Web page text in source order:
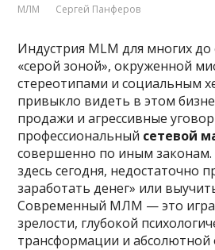
МЛМ Сергей Панферов
Индустрия MLM для многих до
«серой зоной», окруженной
стереотипами и социальным
привыкло видеть в этом
продажи и агрессивные
профессиональный сетевой
совершенно по иным законам.
здесь сегодня, недостаточно
заработать денег» или
Современный МЛМ — это игра
зрелости, глубокой
трансформации и абсолютной